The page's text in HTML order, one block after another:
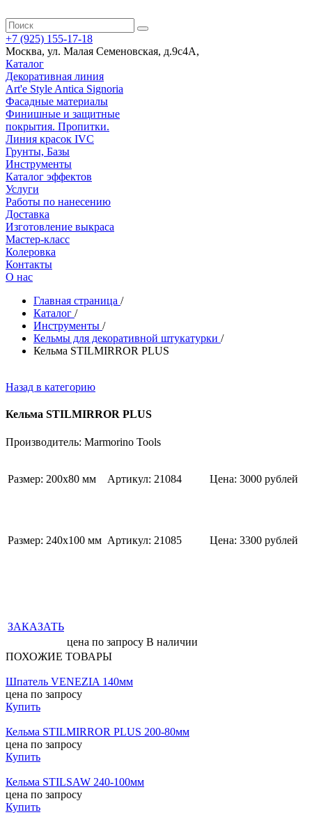
+7 (925) 155-17-18
Москва, ул. Малая Семеновская, д.9с4А,
Каталог
Декоративная линия
Art'e Style Antica Signoria
Фасадные материалы
Финишные и защитные
покрытия. Пропитки.
Линия красок IVC
Грунты, Базы
Инструменты
Каталог эффектов
Услуги
Работы по нанесению
Доставка
Изготовление выкраса
Мастер-класс
Колеровка
Контакты
О нас
Главная страница /
Каталог /
Инструменты /
Кельмы для декоративной штукатурки /
Кельма STILMIRROR PLUS
Назад в категорию
Кельма STILMIRROR PLUS
Производитель: Marmorino Tools
Размер: 200х80 мм Артикул: 21084 Цена: 3000 рублей
Размер: 240х100 мм Артикул: 21085 Цена: 3300 рублей
ЗАКАЗАТЬ
цена по запросу В наличии
ПОХОЖИЕ ТОВАРЫ
Шпатель VENEZIA 140мм
цена по запросу
Купить
Кельма STILMIRROR PLUS 200-80мм
цена по запросу
Купить
Кельма STILSAW 240-100мм
цена по запросу
Купить